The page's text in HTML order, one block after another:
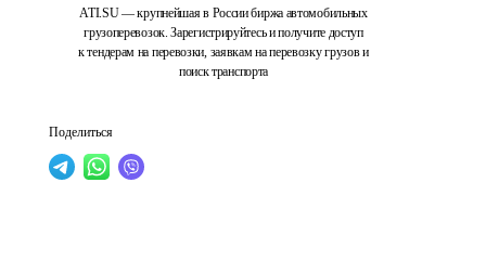
ATI.SU — крупнейшая в России биржа автомобильных
грузоперевозок. Зарегистрируйтесь и получите доступ
к тендерам на перевозки, заявкам на перевозку грузов и
поиск транспорта
Поделиться